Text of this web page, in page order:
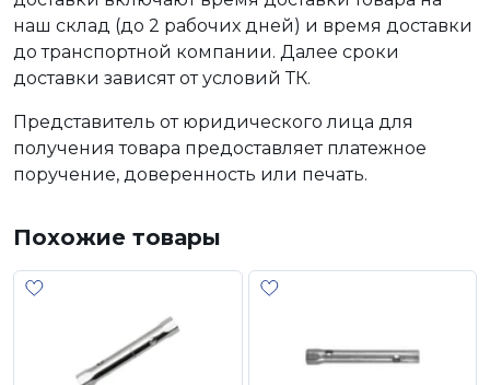
наш склад (до 2 рабочих дней) и время доставки
до транспортной компании. Далее сроки
доставки зависят от условий ТК.
Представитель от юридического лица для
получения товара предоставляет платежное
поручение, доверенность или печать.
Похожие товары